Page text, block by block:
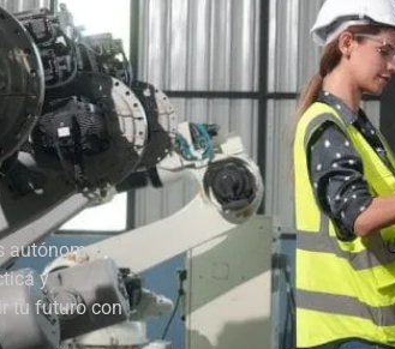
y
tu futuro con